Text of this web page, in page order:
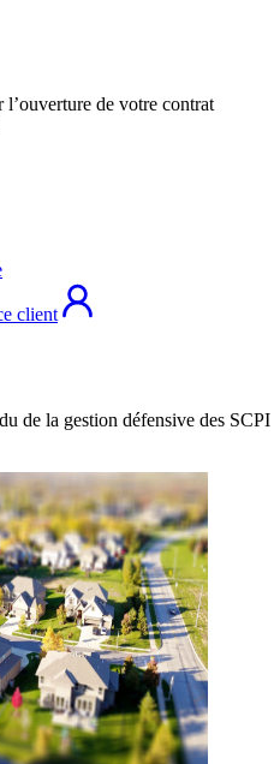
l’ouverture de votre contrat
client
de la gestion défensive des SCPI